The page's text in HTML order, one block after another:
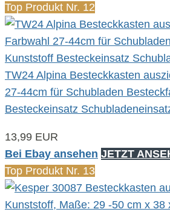
Top Produkt Nr. 12
TW24 Alpina Besteckkasten
27-44cm für Schubladen
Besteckeinsatz
13,99 EUR
Bei Ebay ansehen JETZT
Top Produkt Nr. 13